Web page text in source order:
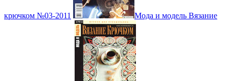
крючком №03-2011 Мода и модель Вязание